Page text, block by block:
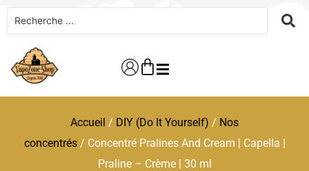
Accueil / DIY (Do It Yourself) / Nos
concentrés/ Concentré Pralines And Cream | Capella |
Praline – Crème | 30 ml